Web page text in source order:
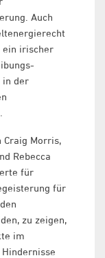
Auch
ein irischer
in der
Craig Morris,
Rebecca
für
für
zu zeigen,
im